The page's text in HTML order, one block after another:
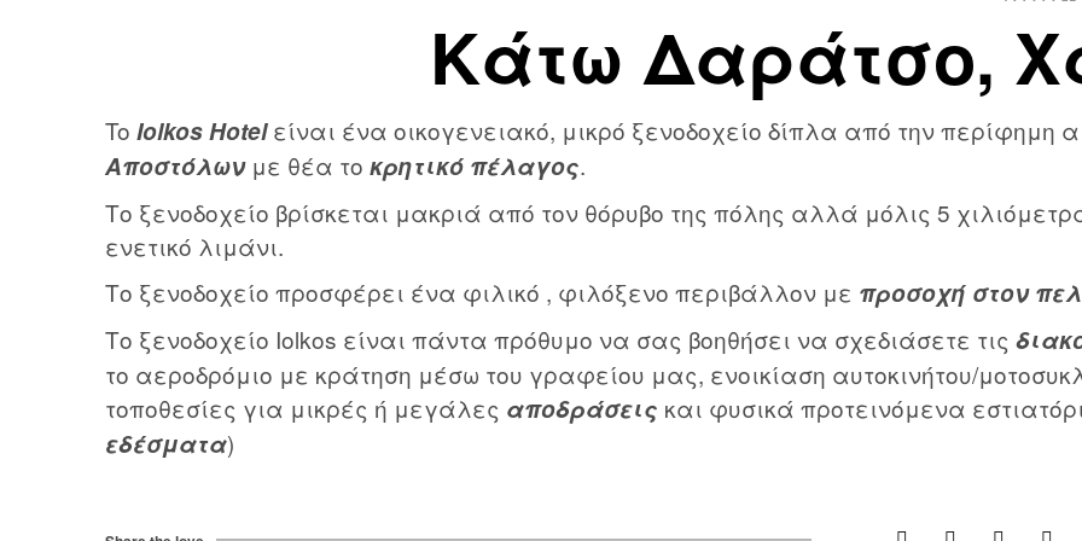
Κάτω Δαράτσο,
To Iolkos Hotelείναι ένα οικογενειακό, μικρό ξενοδοχείο δίπλα από την
Αποστόλωνμε θέα το κρητικό πέλαγος.
Το ξενοδοχείο βρίσκεται μακριά από τον θόρυβο της πόλης αλλά μόλις 5
ενετικό λιμάνι.
Το ξενοδοχείο προσφέρει ένα φιλικό , φιλόξενο περιβάλλον με προσοχή στον
Το ξενοδοχείο Iolkos είναι πάντα πρόθυμο να σας βοηθήσει να σχεδιάσετε τις
το αεροδρόμιο με κράτηση μέσω του γραφείου μας, ενοικίαση αυτοκινήτου/
τοποθεσίες για μικρές ή μεγάλες αποδράσεις και φυσικά προτεινόμενα
εδέσματα)